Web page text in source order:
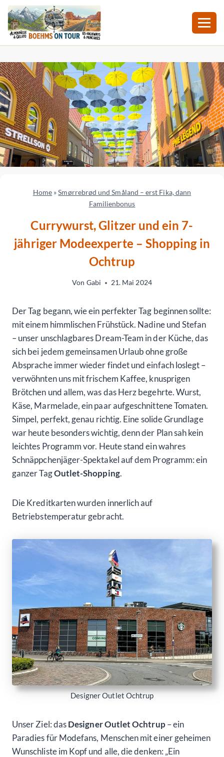
Inhalt
springen
Home »Smørrebrød und Småland – erst Fika, dann
Familienbonus
Currywurst, Glitzer und ein 7-
jähriger Modeexperte – Shopping in
Ochtrup
Von Gabi 21. Mai 2024
Der Tag begann, wie ein perfekter Tag beginnen sollte:
mit einem himmlischen Frühstück. Nadine und Stefan
– unser unschlagbares Dream-Team in der Küche, das
sich bei jedem gemeinsamen Urlaub ohne große
Absprache immer wieder findet und einfach loslegt –
verwöhnten uns mit frischem Kaffee, knusprigen
Brötchen und allem, was das Herz begehrte. Wurst,
Käse, Marmelade, ein paar aufgeschnittene Tomaten.
Simpel, perfekt, genau richtig. Eine solide Grundlage
war heute besonders wichtig, denn der Plan sah kein
leichtes Programm vor. Heute stand ein wahres
Schnäppchenjäger-Spektakel auf dem Programm: ein
ganzer TagOutlet-Shopping.
Die Kreditkarten wurden innerlich auf
Betriebstemperatur gebracht.
Designer Outlet Ochtrup
Unser Ziel: dasDesigner Outlet Ochtrup– ein
Paradies für Modefans, Menschen mit einer geheimen
Wunschliste im Kopf und alle, die denken: „Ein